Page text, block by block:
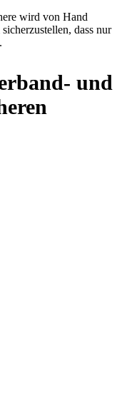
wird von Hand
dass nur
und